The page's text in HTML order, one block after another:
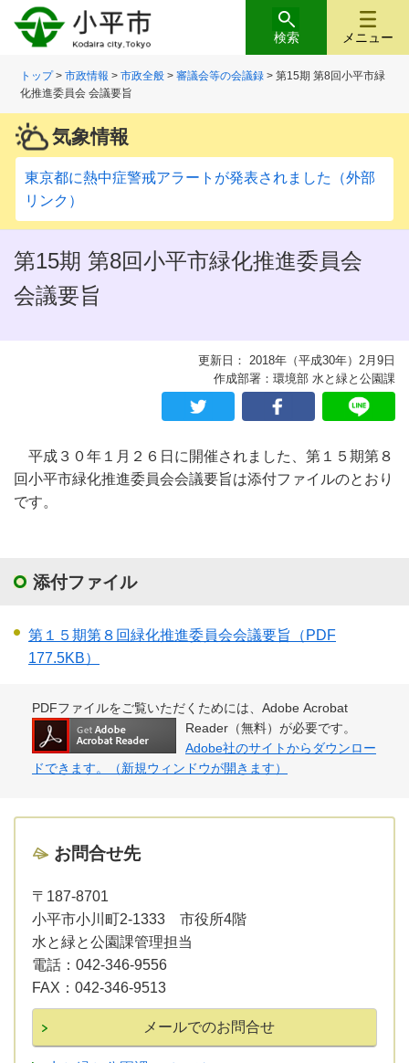
メニュー
検索
トップ>市政情報 >市政全般 >審議会等の会議録 > 第15期 第8回小平市緑
化推進委員会 会議要旨
気象情報
東京都に熱中症警戒アラートが発表されました（外部
リンク）
第15期 第8回小平市緑化推進委員会
会議要旨
更新日： 2018年（平成30年）2月9日
作成部署：環境部 水と緑と公園課
平成３０年１月２６日に開催されました、第１５期第８
回小平市緑化推進委員会会議要旨は添付ファイルのとおり
です。
添付ファイル
第１５期第８回緑化推進委員会会議要旨
（PDF
177.5KB）
PDFファイルをご覧いただくためには、Adobe Acrobat
Reader（無料）が必要です。
Adobe社のサイトからダウンロー
ドできます。（新規ウィンドウが開きます）
お問合せ先
〒187-8701
小平市小川町2-1333 市役所4階
水と緑と公園課管理担当
電話： 042-346-9556
FAX： 042-346-9513